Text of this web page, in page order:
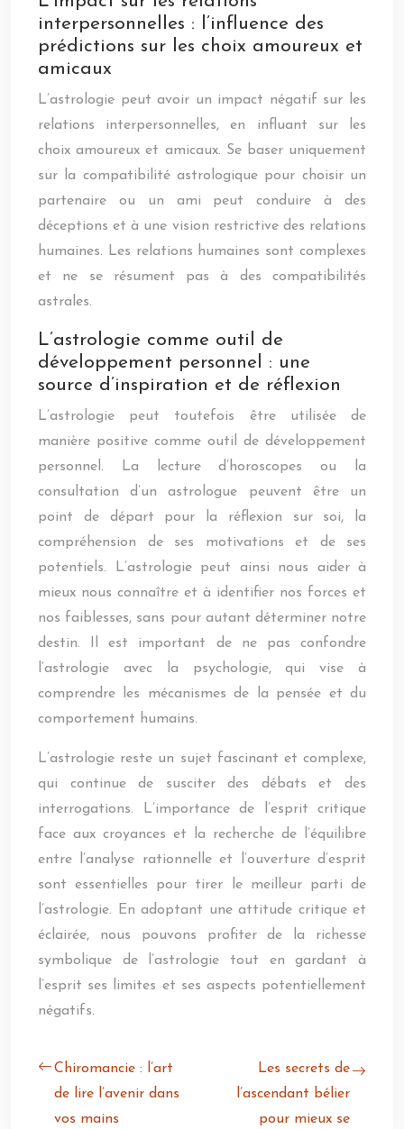
interpersonnelles : l’influence des
prédictions sur les choix amoureux et
amicaux
L’astrologie peut avoir un impact négatif sur les
relations interpersonnelles, en influant sur les
choix amoureux et amicaux. Se baser uniquement
sur la compatibilité astrologique pour choisir un
partenaire ou un ami peut conduire à des
déceptions et à une vision restrictive des relations
humaines. Les relations humaines sont complexes
et ne se résument pas à des compatibilités
astrales.
L’astrologie comme outil de
développement personnel : une
source d’inspiration et de réflexion
L’astrologie peut toutefois être utilisée de
manière positive comme outil de développement
personnel. La lecture d’horoscopes ou la
consultation d’un astrologue peuvent être un
point de départ pour la réflexion sur soi, la
compréhension de ses motivations et de ses
potentiels. L’astrologie peut ainsi nous aider à
mieux nous connaître et à identifier nos forces et
nos faiblesses, sans pour autant déterminer notre
destin. Il est important de ne pas confondre
l’astrologie avec la psychologie, qui vise à
comprendre les mécanismes de la pensée et du
comportement humains.
L’astrologie reste un sujet fascinant et complexe,
qui continue de susciter des débats et des
interrogations. L’importance de l’esprit critique
face aux croyances et la recherche de l’équilibre
entre l’analyse rationnelle et l’ouverture d’esprit
sont essentielles pour tirer le meilleur parti de
l’astrologie. En adoptant une attitude critique et
éclairée, nous pouvons profiter de la richesse
symbolique de l’astrologie tout en gardant à
l’esprit ses limites et ses aspects potentiellement
négatifs.
Chiromancie : l’art
de lire l’avenir dans
vos mains
Les secrets de
l’ascendant bélier
pour mieux se